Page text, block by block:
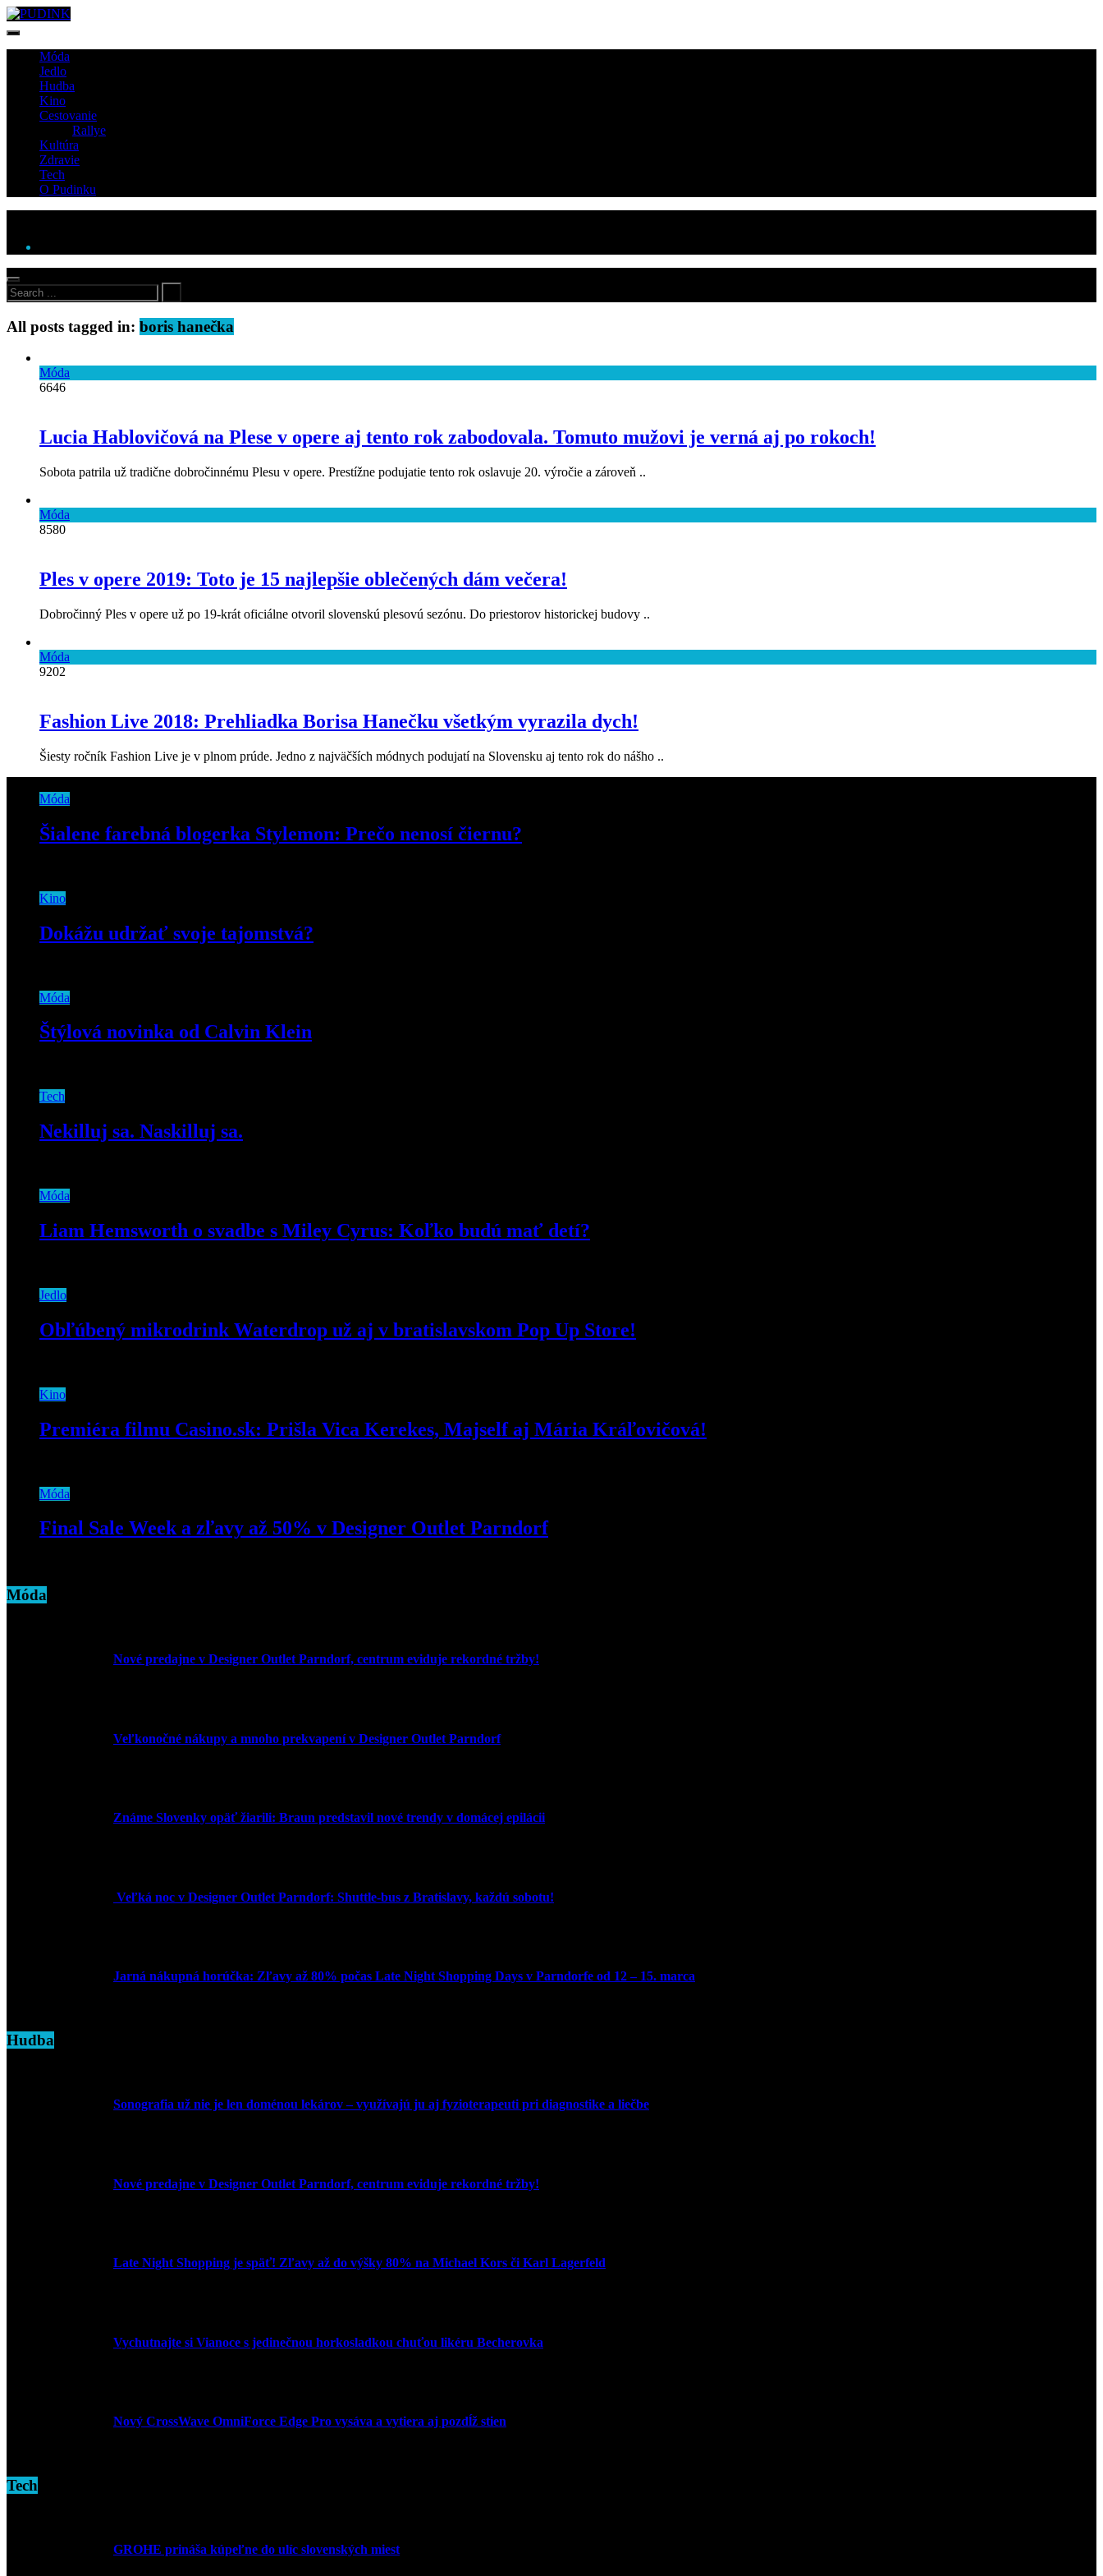
Móda
Jedlo
Hudba
Kino
Cestovanie
Rallye
Kultúra
Zdravie
Tech
O Pudinku
All posts tagged in: boris hanečka
Móda
6646
Lucia Hablovičová na Plese v opere aj tento rok zabodovala. Tomuto mužovi je verná aj po rokoch!
Sobota patrila už tradične dobročinnému Plesu v opere. Prestížne podujatie tento rok oslavuje 20. výročie a zároveň ..
Móda
8580
Ples v opere 2019: Toto je 15 najlepšie oblečených dám večera!
Dobročinný Ples v opere už po 19-krát oficiálne otvoril slovenskú plesovú sezónu. Do priestorov historickej budovy ..
Móda
9202
Fashion Live 2018: Prehliadka Borisa Hanečku všetkým vyrazila dych!
Šiesty ročník Fashion Live je v plnom prúde. Jedno z najväčších módnych podujatí na Slovensku aj tento rok do nášho ..
Móda
Šialene farebná blogerka Stylemon: Prečo nenosí čiernu?
Kino
Dokážu udržať svoje tajomstvá?
Móda
Štýlová novinka od Calvin Klein
Tech
Nekilluj sa. Naskilluj sa.
Móda
Liam Hemsworth o svadbe s Miley Cyrus: Koľko budú mať detí?
Jedlo
Obľúbený mikrodrink Waterdrop už aj v bratislavskom Pop Up Store!
Kino
Premiéra filmu Casino.sk: Prišla Vica Kerekes, Majself aj Mária Kráľovičová!
Móda
Final Sale Week a zľavy až 50% v Designer Outlet Parndorf
Móda
Nové predajne v Designer Outlet Parndorf, centrum eviduje rekordné tržby!
Veľkonočné nákupy a mnoho prekvapení v Designer Outlet Parndorf
Známe Slovenky opäť žiarili: Braun predstavil nové trendy v domácej epilácii
Veľká noc v Designer Outlet Parndorf: Shuttle-bus z Bratislavy, každú sobotu!
Jarná nákupná horúčka: Zľavy až 80% počas Late Night Shopping Days v Parndorfe od 12 – 15. marca
Hudba
Sonografia už nie je len doménou lekárov – využívajú ju aj fyzioterapeuti pri diagnostike a liečbe
Nové predajne v Designer Outlet Parndorf, centrum eviduje rekordné tržby!
Late Night Shopping je späť! Zľavy až do výšky 80% na Michael Kors či Karl Lagerfeld
Vychutnajte si Vianoce s jedinečnou horkosladkou chuťou likéru Becherovka
Nový CrossWave OmniForce Edge Pro vysáva a vytiera aj pozdĺž stien
Tech
GROHE prináša kúpeľne do ulíc slovenských miest